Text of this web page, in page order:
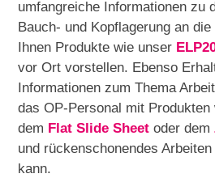
umfangreiche Informationen zu
Bauch- und Kopflagerung an die
Ihnen Produkte wie unser
vor Ort vorstellen. Ebenso
Informationen zum Thema
das OP-Personal mit Produkten
dem Flat Slide Sheet oder dem
und rückenschonendes
kann.